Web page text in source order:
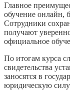
Главное
обучение онлайн,
Сотрудники
получают
официальное
По итогам курса
свидетельства
заносятся в
юридическую